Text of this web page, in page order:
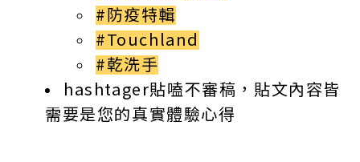
#防疫特輯
#Touchland
#乾洗手
hashtager貼嗑不審稿，貼文內容皆
需要是您的真實體驗心得